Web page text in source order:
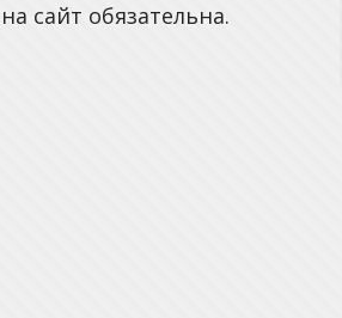
сайт обязательна.